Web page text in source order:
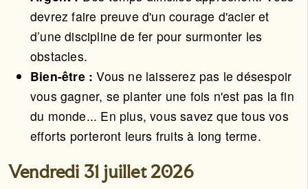
devrez faire preuve d'un courage d'acier et
d’une discipline de fer pour surmonter les
obstacles.
Bien-être :Vous ne laisserez pas le désespoir
vous gagner, se planter une fois n'est pas la fin
du monde... En plus, vous savez que tous vos
efforts porteront leurs fruits à long terme.
Vendredi 31 juillet 2026